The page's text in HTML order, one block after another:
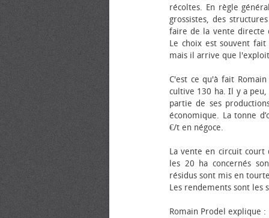
récoltes. En règle
grossistes, des
faire de la vente directe
Le choix est souvent
mais il arrive que
C'est ce qu'à fait
cultive 130 ha. Il y a
partie de ses
économique. La tonne
€/t en négoce.
La vente en circuit court
les 20 ha concernés
résidus sont mis en
Les rendements sont les
Romain Prodel explique :